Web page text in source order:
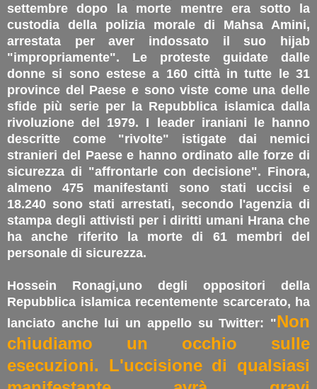
settembre dopo la morte mentre era sotto la
custodia della polizia morale di Mahsa Amini,
arrestata per aver indossato il suo hijab
"impropriamente". Le proteste guidate dalle
donne si sono estese a 160 città in tutte le 31
province del Paese e sono viste come una delle
sfide più serie per la Repubblica islamica dalla
rivoluzione del 1979. I leader iraniani le hanno
descritte come "rivolte" istigate dai nemici
stranieri del Paese e hanno ordinato alle forze di
sicurezza di "affrontarle con decisione". Finora,
almeno 475 manifestanti sono stati uccisi e
18.240 sono stati arrestati, secondo l'agenzia di
stampa degli attivisti per i diritti umani Hrana che
ha anche riferito la morte di 61 membri del
personale di sicurezza.
Hossein Ronagi,uno degli oppositori della
Repubblica islamica recentemente scarcerato, ha
lanciato anche lui un appello su Twitter: "Non
chiudiamo un occhio sulle
esecuzioni. L'uccisione di qualsiasi